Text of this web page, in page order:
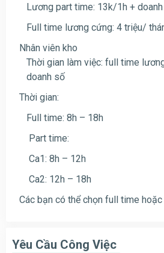
Lương part time: 13k/1h +
Full time lương cứng: 4 triệu/
Nhân viên kho
Thời gian làm việc: full time
doanh số
Thời gian:
Full time: 8h – 18h
Part time:
Ca1: 8h – 12h
Ca2: 12h – 18h
Các bạn có thể chọn full time
Yêu Cầu Công Việc